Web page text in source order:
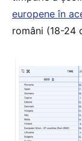
europene în
români (18-24